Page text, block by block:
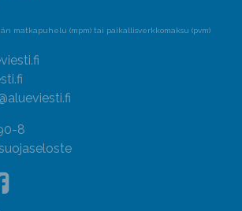
matkapuhelu (mpm) tai paikallisverkkomaksu (pvm)
8